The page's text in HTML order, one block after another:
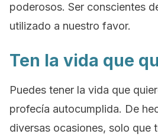
poderosos. Ser conscientes
utilizado a nuestro favor.
Ten la vida que
Puedes tener la vida que
profecía autocumplida. De
diversas ocasiones, solo que